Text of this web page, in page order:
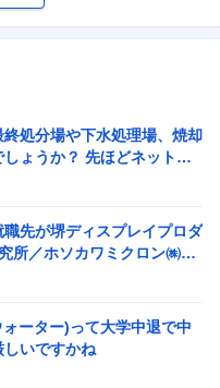
女性の活躍・働きやすさ
入社理由・入社後ギャップ
2件
0件
処分場や下水処理場、焼却
ょうか？ 先ほどネットで
先が堺ディスプレイプロダ
所／ホソカワミクロン㈱／
ーター)って大学中退で中
いですかね